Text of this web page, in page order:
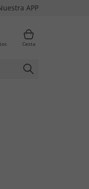
APP
Cesta